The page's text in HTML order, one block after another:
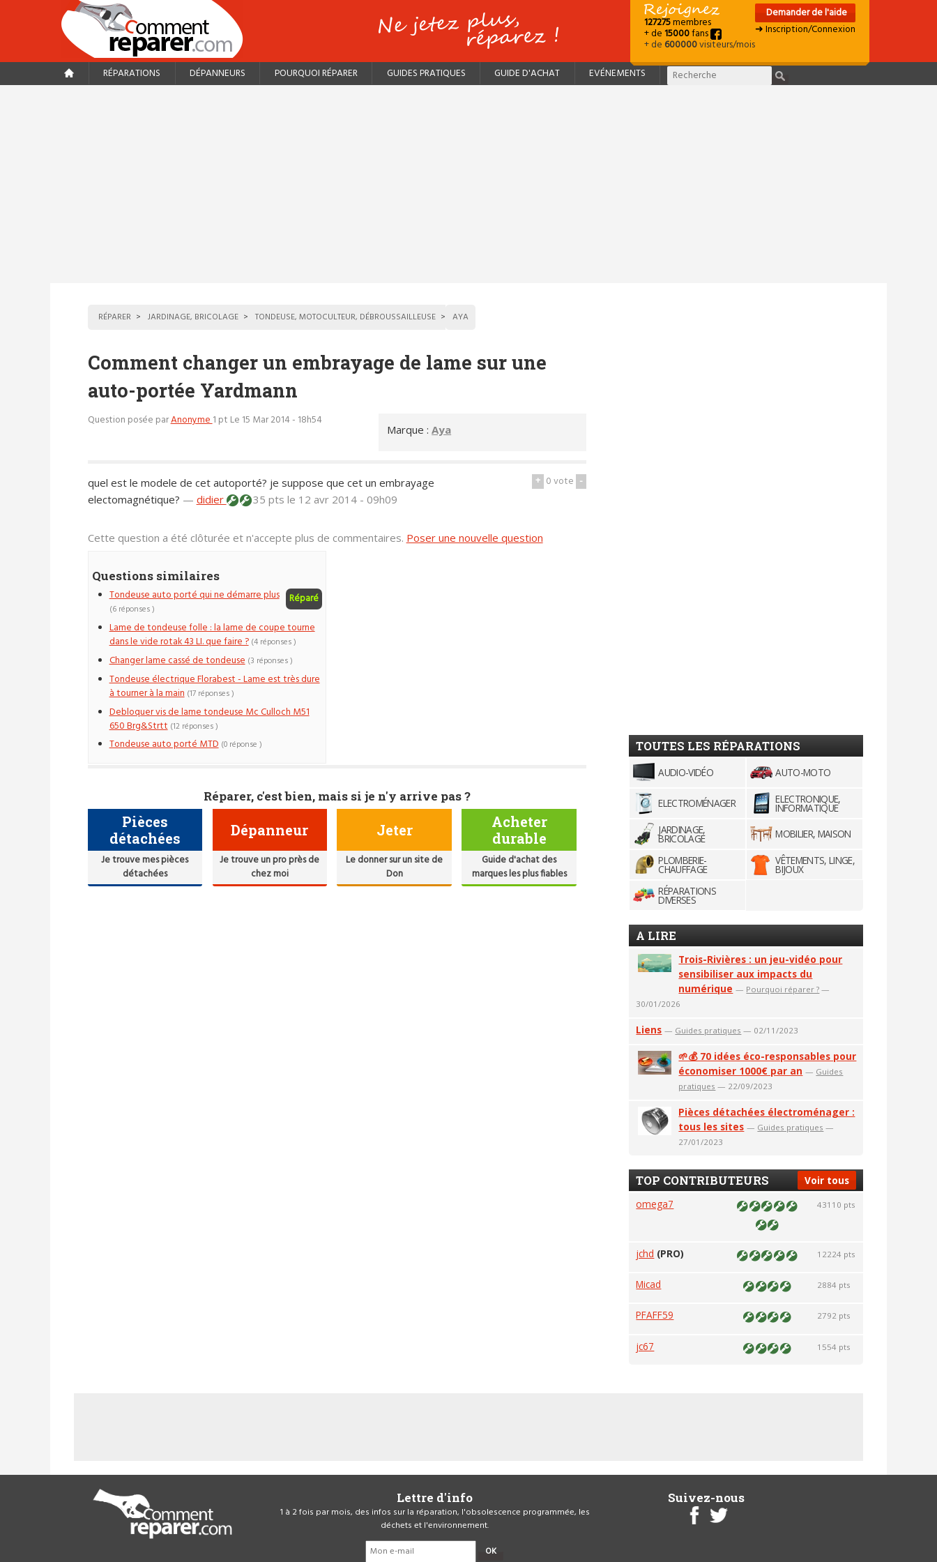
127275membres
+ de15000fans
+ de600000visiteurs/mois
Demander de l'aide
➜ Inscription/Connexion
RÉPARATIONS DÉPANNEURS POURQUOI RÉPARER GUIDES PRATIQUES GUIDE D'ACHAT EVÉNEMENTS
RÉPARER JARDINAGE, BRICOLAGE TONDEUSE, MOTOCULTEUR, DÉBROUSSAILLEUSE AYA
Comment changer un embrayage de lame sur une
auto-portée Yardmann
Marque :Aya
Question posée parAnonyme1 pt Le 15 Mar 2014 - 18h54
+ 0vote -
quel est le modele de cet autoporté? je suppose que cet un embrayage
electomagnétique? — didier 35 pts le 12 avr 2014 - 09h09
Cette question a été clôturée et n'accepte plus de commentaires. Poser une nouvelle question
Questions similaires
Tondeuse auto porté qui ne démarre plus Réparé
(6 réponses )
Lame de tondeuse folle : la lame de coupe tourne
dans le vide rotak 43 LI. que faire ? (4 réponses )
Changer lame cassé de tondeuse (3 réponses )
Tondeuse électrique Florabest - Lame est très dure
à tourner à la main (17 réponses )
Debloquer vis de lame tondeuse Mc Culloch M51
650 Brg&Strtt (12 réponses )
Tondeuse auto porté MTD (0 réponse )
Réparer, c'est bien, mais si je n'y arrive pas ?
Pièces
détachées
Je trouve mes pièces
détachées
Dépanneur
Je trouve un pro près de
chez moi
Jeter
Le donner sur un site de
Don
Acheter
durable
Guide d'achat des
marques les plus fiables
TOUTES LES RÉPARATIONS
AUDIO-VIDÉO AUTO-MOTO
ELECTROMÉNAGER ELECTRONIQUE,
INFORMATIQUE
JARDINAGE,
BRICOLAGE
MOBILIER, MAISON
PLOMBERIE-
CHAUFFAGE
VÊTEMENTS, LINGE,
BIJOUX
RÉPARATIONS
DIVERSES
A LIRE
Trois-Rivières : un jeu-vidéo pour
sensibiliser aux impacts du
numérique — Pourquoi réparer ? —
30/01/2026
Liens — Guides pratiques — 02/11/2023
🌱💰 70 idées éco-responsables pour
économiser 1000€ par an — Guides
pratiques — 22/09/2023
Pièces détachées électroménager :
tous les sites — Guides pratiques —
27/01/2023
Voir tous
TOP CONTRIBUTEURS
omega7 43110 pts
jchd (PRO) 12224 pts
Micad 2884 pts
PFAFF59 2792 pts
jc67 1554 pts
Lettre d'info
1 à 2 fois par mois, des infos sur la réparation, l'obsolescence programmée, les
déchets et l'environnement.
OK
Suivez-nous